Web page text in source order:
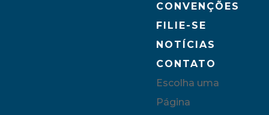
CONVENÇÕES
FILIE-SE
NOTÍCIAS
CONTATO
Escolha uma
Página